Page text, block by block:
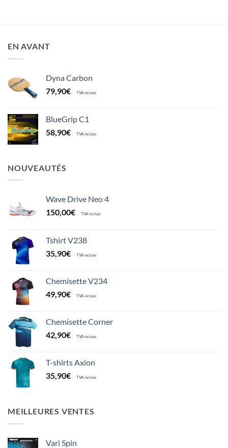
EN AVANT
Dyna Carbon
79,90€ TVA incluse
BlueGrip C1
58,90€ TVA incluse
NOUVEAUTÉS
Wave Drive Neo 4
150,00€ TVA incluse
Tshirt V238
35,90€ TVA incluse
Chemisette V234
49,90€ TVA incluse
Chemisette Corner
42,90€ TVA incluse
T-shirts Axion
35,90€ TVA incluse
MEILLEURES VENTES
Vari Spin